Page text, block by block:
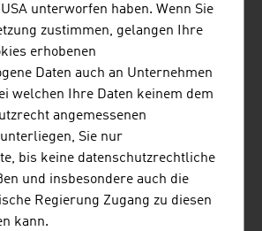
TECHNOLOGIE &
AKTIENGESELLSCHAFT
Hersteller hochwertiger
unterworfen haben. Wenn Sie
zustimmen, gelangen Ihre
erhobenen
Daten auch an Unternehmen
welchen Ihre Daten keinem dem
angemessenen
Sie nur
bis keine datenschutzrechtliche
und insbesondere auch die
Regierung Zugang zu diesen
kann.